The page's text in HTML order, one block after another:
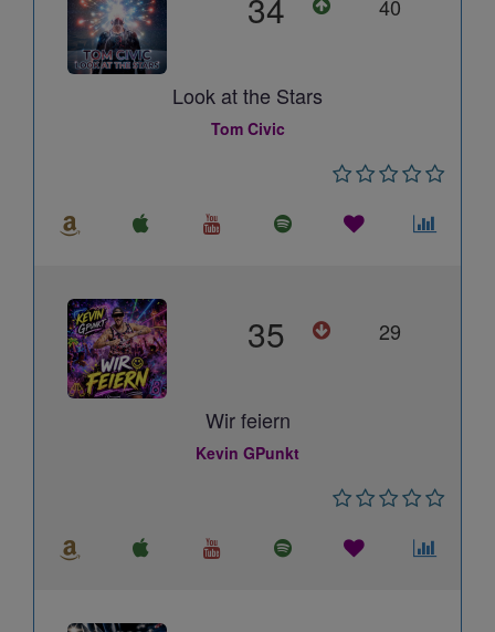
40
Look at the Stars
Tom Civic
35 29
Wir feiern
Kevin GPunkt